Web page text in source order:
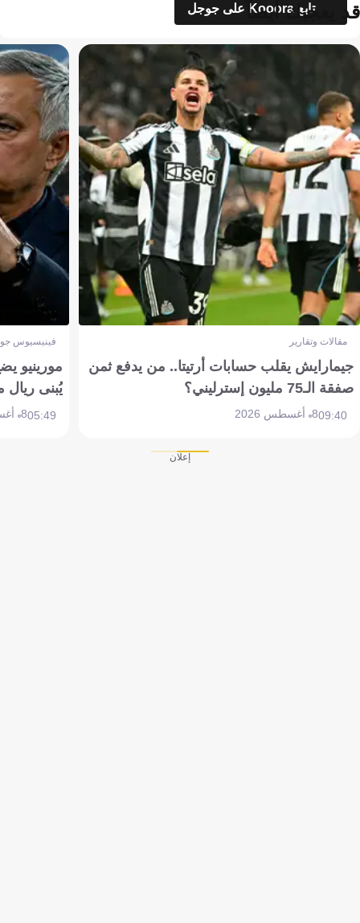
تابع Kooora على جوجل
قد يعجبك أيضاً
مقالات وتقارير
جيمارايش يقلب حسابات أرتيتا.. من يدفع ثمن
صفقة الـ75 مليون إسترليني؟
09:408 أغسطس 2026
فينيسيوس
مورينيو
يُبنى ريال
05:498 أغسطس 2026
إعلان